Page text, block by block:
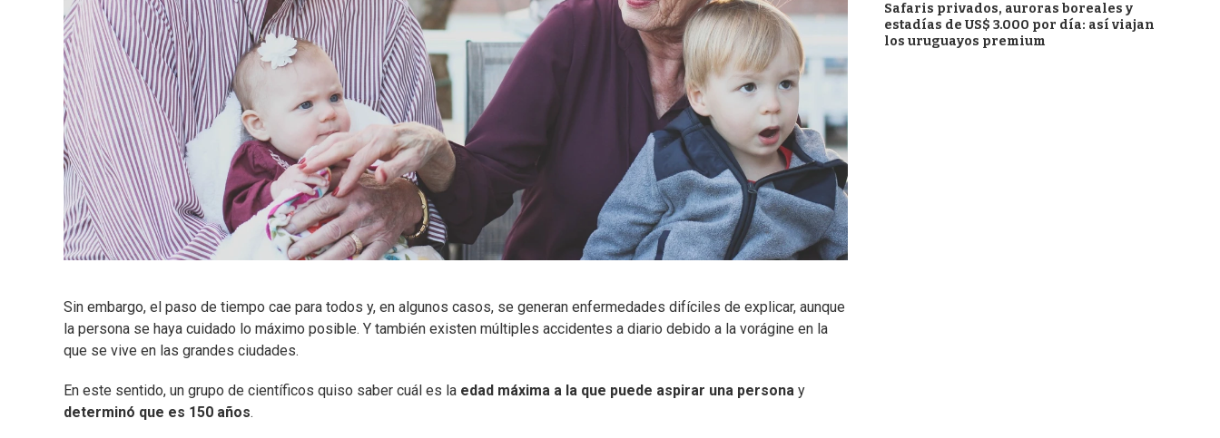
Sin embargo, el paso de tiempo cae para todos y, en algunos casos, se generan enfermedades difíciles de explicar, aunque
la persona se haya cuidado lo máximo posible. Y también existen múltiples accidentes a diario debido a la vorágine en la
que se vive en las grandes ciudades.
En este sentido, un grupo de científicos quiso saber cuál es la edad máxima a la que puede aspirar una persona y
determinó que es 150 años.
Safaris privados, auroras boreales y
estadías de US$ 3.000 por día: así viajan
los uruguayos premium